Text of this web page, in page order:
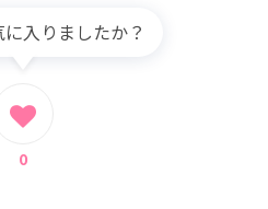
入りましたか？
0